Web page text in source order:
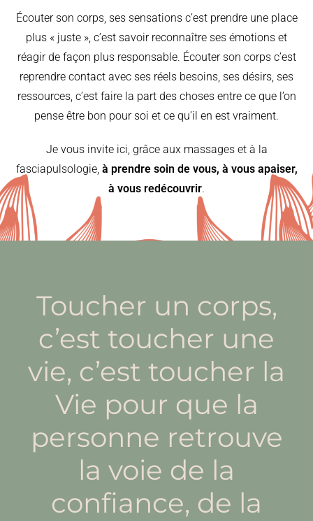
Écouter son corps, ses sensations c’est prendre une place
plus « juste », c’est savoir reconnaître ses émotions et
réagir de façon plus responsable. Écouter son corps c’est
reprendre contact avec ses réels besoins, ses désirs, ses
ressources, c’est faire la part des choses entre ce que l’on
pense être bon pour soi et ce qu’il en est vraiment.
Je vous invite ici, grâce aux massages et à la
fasciapulsologie, à prendre soin de vous, à vous apaiser,
à vous redécouvrir.
Toucher un corps,
c’est toucher une
vie, c’est toucher la
Vie pour que la
personne retrouve
la voie de la
confiance, de la